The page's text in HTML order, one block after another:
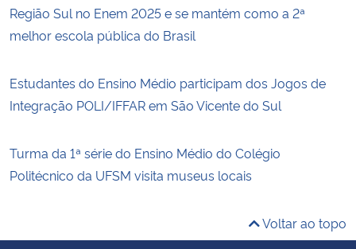
Região Sul no Enem 2025 e se mantém como a 2ª
melhor escola pública do Brasil
Estudantes do Ensino Médio participam dos Jogos de
Integração POLI/IFFAR em São Vicente do Sul
Turma da 1ª série do Ensino Médio do Colégio
Politécnico da UFSM visita museus locais
Voltar ao topo